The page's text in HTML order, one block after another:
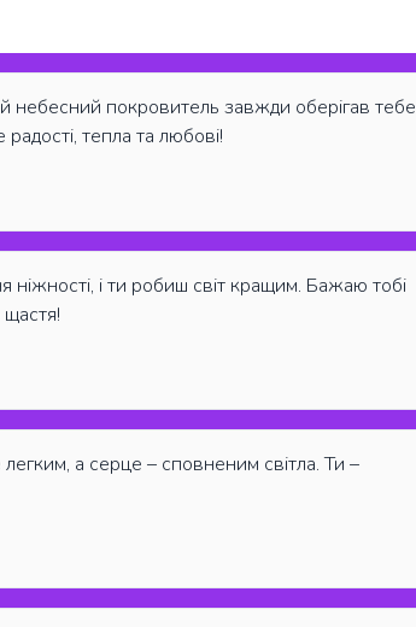
небесний покровитель завжди оберігав тебе
тепла та любові!
ніжності, і ти робиш світ кращим. Бажаю тобі
щастя!
а серце – сповненим світла. Ти –